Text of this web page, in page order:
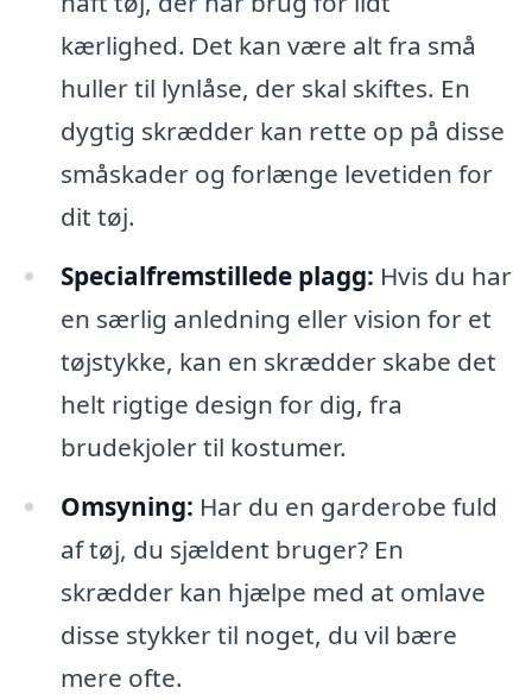
kærlighed. Det kan være alt fra små
huller til lynlåse, der skal skiftes. En
dygtig skrædder kan rette op på disse
småskader og forlænge levetiden for
dit tøj.
Specialfremstillede plagg: Hvis du har
en særlig anledning eller vision for et
tøjstykke, kan en skrædder skabe det
helt rigtige design for dig, fra
brudekjoler til kostumer.
Omsyning: Har du en garderobe fuld
af tøj, du sjældent bruger? En
skrædder kan hjælpe med at omlave
disse stykker til noget, du vil bære
mere ofte.